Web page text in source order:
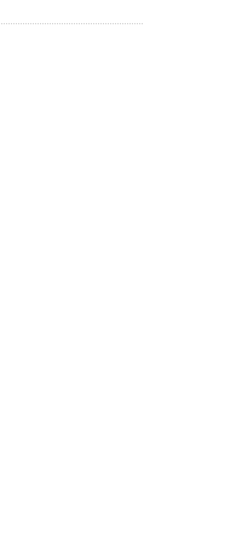
in die
den aktuellen